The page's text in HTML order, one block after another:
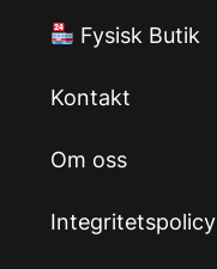
Fysisk Butik
Kontakt
Om oss
Integritetspolicy